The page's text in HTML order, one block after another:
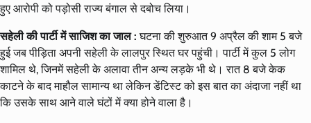
हुए आरोपी को पड़ोसी राज्य बंगाल से दबोच लिया।
सहेली की पार्टी में साजिश का जाल :घटना की शुरुआत 9 अप्रैल की शाम 5 बजे
हुई जब पीड़िता अपनी सहेली के लालपुर स्थित घर पहुंची। पार्टी में कुल 5 लोग
शामिल थे, जिनमें सहेली के अलावा तीन अन्य लड़के भी थे। रात 8 बजे केक
काटने के बाद माहौल सामान्य था लेकिन डेंटिस्ट को इस बात का अंदाजा नहीं था
कि उसके साथ आने वाले घंटों में क्या होने वाला है।